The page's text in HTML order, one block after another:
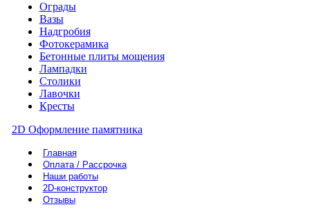
Ограды
Вазы
Надгробия
Фотокерамика
Бетонные плиты мощения
Лампадки
Столики
Лавочки
Кресты
2D Оформление памятника
Главная
Оплата / Рассрочка
Наши работы
2D-конструктор
Отзывы